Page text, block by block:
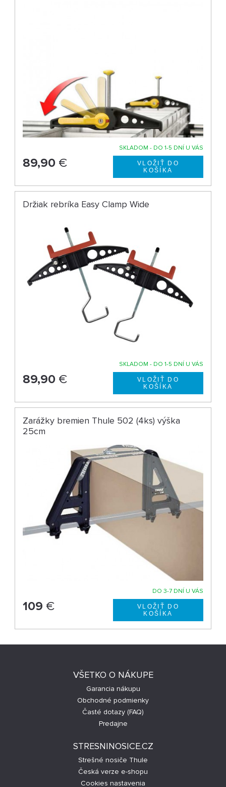
SKLADOM - DO 1-5 DNÍ U VÁS
89,90 €
Držiak rebríka Easy Clamp Wide
SKLADOM - DO 1-5 DNÍ U VÁS
89,90 €
Zarážky bremien Thule 502 (4ks) výška
25cm
DO 3-7 DNÍ U VÁS
109 €
VŠETKO O NÁKUPE
Garancia nákupu
Obchodné podmienky
Časté dotazy (FAQ)
Predajne
STRESNINOSICE.CZ
Strešné nosiče Thule
Česká verze e-shopu
Cookies nastavenia